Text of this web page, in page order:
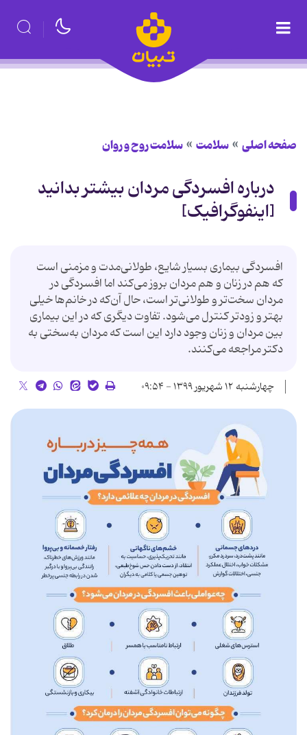
صفحه اصلی سلامت سلامت روح و روان
درباره افسردگی مردان بیشتر بدانید
[اینفوگرافیک]
افسردگی بيماری بسيار شايع، طولانی‌مدت و مزمنی است
كه هم در زنان و هم مردان بروز می‌کند اما افسردگی در
مردان سخت‌تر و طولانی‌تر است، حال آن‌كه در خانم‌ها خيلی
بهتر و زودتر كنترل می‌شود. تفاوت ديگری كه در اين بيماری
بين مردان و زنان وجود دارد اين است كه مردان به‌سختی به
دكتر مراجعه می‌كنند.
چهارشنبه ۱۲ شهریور ۱۳۹۹ - ۰۹:۵۴